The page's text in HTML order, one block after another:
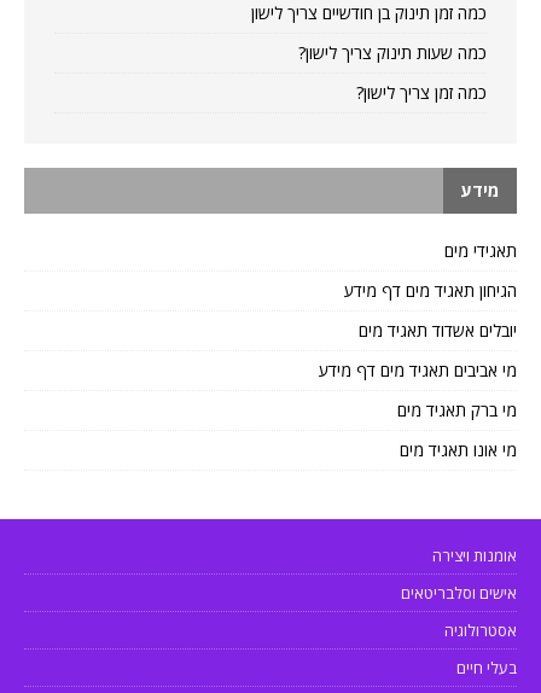
כמה זמן תינוק בן חודשיים צריך לישון
כמה שעות תינוק צריך לישון?
כמה זמן צריך לישון?
מידע
תאגידי מים
הגיחון תאגיד מים דף מידע
יובלים אשדוד תאגיד מים
מי אביבים תאגיד מים דף מידע
מי ברק תאגיד מים
מי אונו תאגיד מים
אומנות ויצירה
אישים וסלבריטאים
אסטרולוגיה
בעלי חיים